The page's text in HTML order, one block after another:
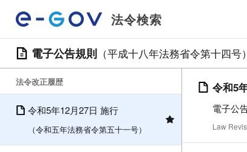
法令検索
電子公告規則 （平成十八年法務省令第十四号）
法令改正履歴
令和5年12月27日 施行
（令和五年法務省令第五十一号）
令和5
電子公
Law